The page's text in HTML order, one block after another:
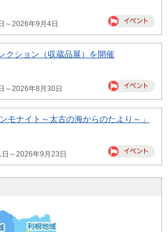
～2026年9月4日
クション（収蔵品展）を開催
～2026年8月30日
モナイト～太古の海からのたより～」
～2026年9月23日